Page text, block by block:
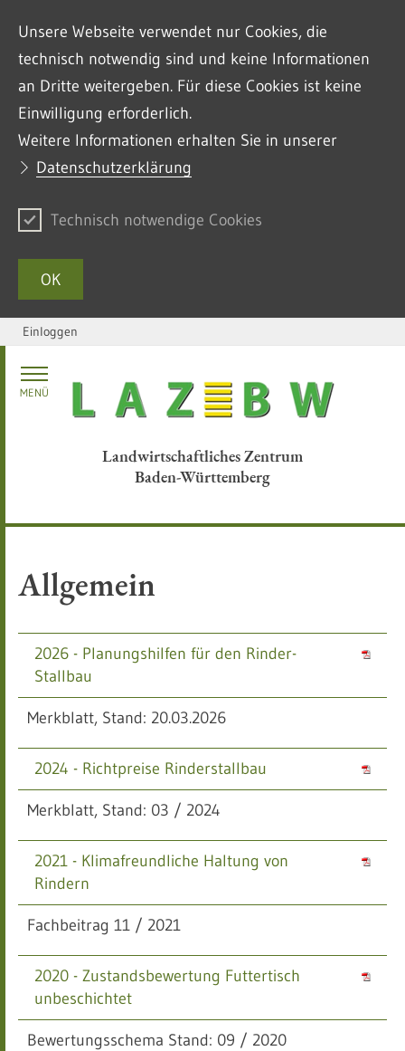
Unsere Webseite verwendet nur Cookies, die
technisch notwendig sind und keine Informationen
an Dritte weitergeben. Für diese Cookies ist keine
Einwilligung erforderlich.
Weitere Informationen erhalten Sie in unserer
Datenschutzerklärung
Technisch notwendige Cookies
OK
Zum Inhalt springen
Einloggen
Landwirtschaftliches Zentrum
Baden-Württemberg
MENÜ
Allgemein
2026 - Planungshilfen für den Rinder-
Stallbau
Merkblatt, Stand: 20.03.2026
2024 - Richtpreise Rinderstallbau
Merkblatt, Stand: 03 / 2024
2021 - Klimafreundliche Haltung von
Rindern
Fachbeitrag 11 / 2021
2020 - Zustandsbewertung Futtertisch
unbeschichtet
Bewertungsschema Stand: 09 / 2020